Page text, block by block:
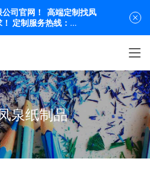
司官网！ 高端定制找凤
定制服务热线：
泉纸制品